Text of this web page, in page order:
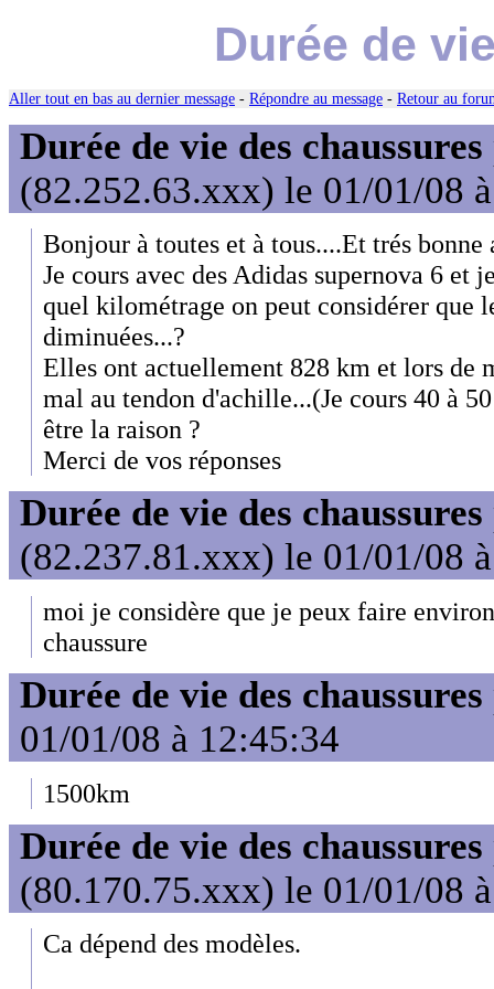
Durée de
Aller tout en bas au dernier message - Répondre au message - Retour au
Durée de vie des chaussures
(82.252.63.xxx) le 01/01/08
Bonjour à toutes et à tous....Et trés bonne
Je cours avec des Adidas supernova 6 et
quel kilométrage on peut considérer que
diminuées...?
Elles ont actuellement 828 km et lors de
mal au tendon d'achille...(Je cours 40 à
être la raison ?
Merci de vos réponses
Durée de vie des chaussures
(82.237.81.xxx) le 01/01/08
moi je considère que je peux faire
chaussure
Durée de vie des chaussures
01/01/08 à 12:45:34
1500km
Durée de vie des chaussures
(80.170.75.xxx) le 01/01/08
Ca dépend des modèles.